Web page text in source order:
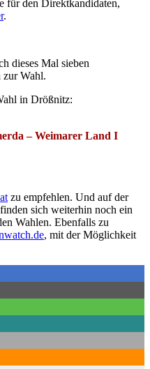
für den Direktkandidaten,
.
dieses Mal sieben
zur Wahl.
in Drößnitz:
– Weimarer Land I
zu empfehlen. Und auf der
finden sich weiterhin noch ein
Wahlen. Ebenfalls zu
, mit der Möglichkeit